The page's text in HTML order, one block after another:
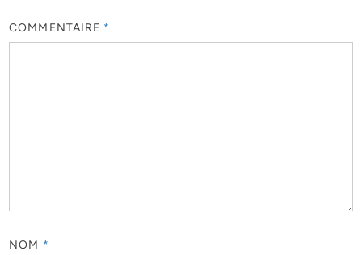
COMMENTAIRE *
NOM *